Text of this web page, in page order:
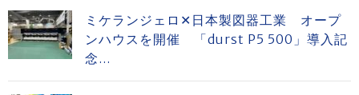
ミケランジェロ✕日本製図器工業 オープ
ンハウスを開催 「durst P5 500」導入記
念...